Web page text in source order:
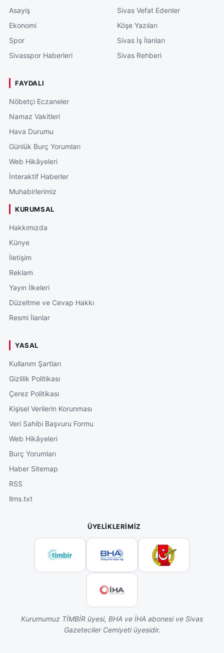
Asayiş
Ekonomi
Spor
Sivasspor Haberleri
Sivas Vefat Edenler
Köşe Yazıları
Sivas İş İlanları
Sivas Rehberi
FAYDALI
Nöbetçi Eczaneler
Namaz Vakitleri
Hava Durumu
Günlük Burç Yorumları
Web Hikâyeleri
İnteraktif Haberler
Muhabirlerimiz
KURUMSAL
Hakkımızda
Künye
İletişim
Reklam
Yayın İlkeleri
Düzeltme ve Cevap Hakkı
Resmi İlanlar
YASAL
Kullanım Şartları
Gizlilik Politikası
Çerez Politikası
Kişisel Verilerin Korunması
Veri Sahibi Başvuru Formu
Web Hikâyeleri
Burç Yorumları
Haber Sitemap
RSS
llms.txt
ÜYELIKLERIMIZ
Kurumumuz TİMBİR üyesi, BHA ve İHA abonesi ve Sivas
Gazeteciler Cemiyeti üyesidir.